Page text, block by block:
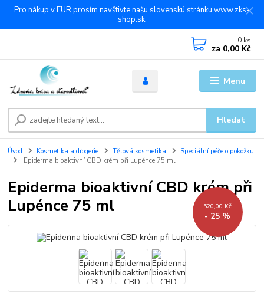
Pro nákup v EUR prosím navštivte našu slovenskú stránku www.zks-
shop.sk.
Menu
Hledat
0 ks
za 0,00 Kč
Úvod Kosmetika a drogerie Tělová kosmetika
Speciální péče o pokožku
Epiderma bioaktivní CBD krém při Lupénce 75 ml
Epiderma bioaktivní CBD krém při
Lupénce 75 ml
520,00 Kč
- 25 %